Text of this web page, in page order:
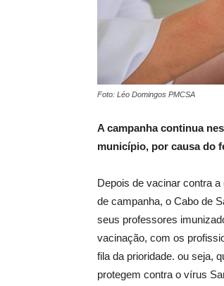
Foto: Léo Domingos PMCSA
A campanha continua
município, por causa do
Depois de vacinar contra
de campanha, o Cabo de
seus professores
vacinação, com os
fila da prioridade. ou seja,
protegem contra o vírus